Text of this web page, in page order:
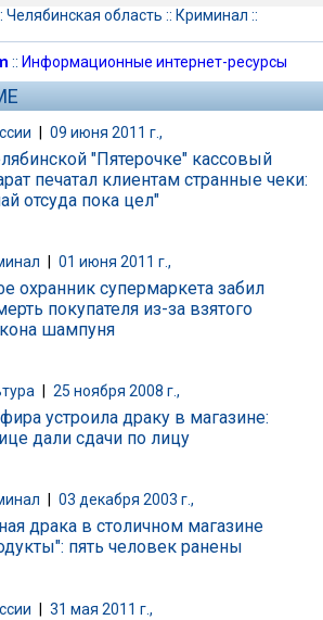
Челябинская область :: Криминал ::
:: Информационные интернет-ресурсы
| 09 июня 2011 г.,
"Пятерочке" кассовый
печатал клиентам странные чеки:
отсуда пока цел"
01 июня 2011 г.,
охранник супермаркета забил
покупателя из-за взятого
шампуня
25 ноября 2008 г.,
устроила драку в магазине:
дали сдачи по лицу
03 декабря 2003 г.,
драка в столичном магазине
пять человек ранены
| 31 мая 2011 г.,